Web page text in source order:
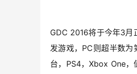
GDC 2016将于今年3月
发游戏，PC则超半数
台，PS4，Xbox One，